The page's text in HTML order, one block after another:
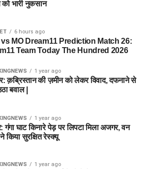
भारी नुकसान
6 hours ago
MO Dream11 Prediction Match 26:
Team Today The Hundred 2026
1 year ago
क़ब्रिस्तान की ज़मीन को लेकर विवाद, दफनाने से
बवाल |
1 year ago
गंगा घाट किनारे पेड़ पर लिपटा मिला अजगर, वन
किया सुरक्षित रेस्क्यू
1 year ago